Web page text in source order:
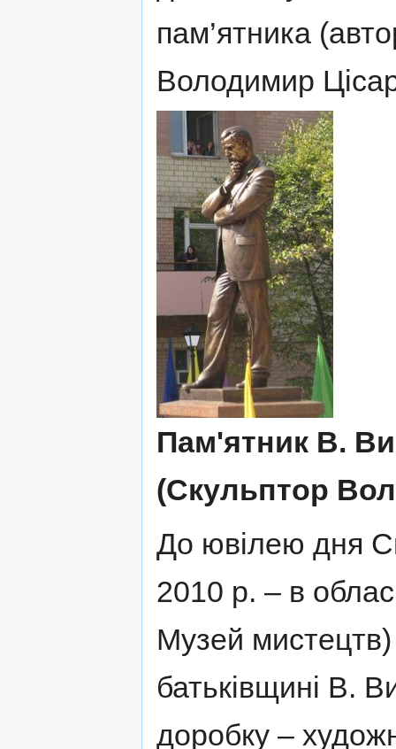
пам’ятника
Володимир
Пам'ятник В.
(Скульптор
До ювілею дня
2010 р. – в
Музей
батьківщині В.
доробку –